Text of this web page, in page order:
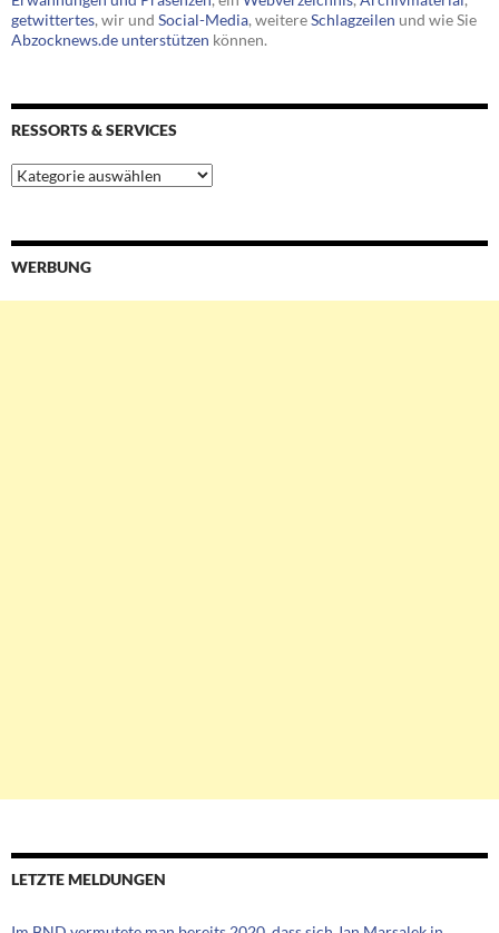
getwittertes, wir und Social-Media, weitereSchlagzeilen und wie Sie
Abzocknews.de unterstützen können.
RESSORTS & SERVICES
Ressorts
&
WERBUNG
LETZTE MELDUNGEN